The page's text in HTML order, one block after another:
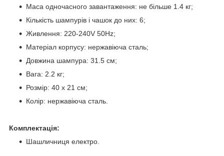
Маса одночасного завантаження: не більше 1.4 кг;
Кількість шампурів і чашок до них: 6;
Живлення: 220-240V 50Hz;
Матеріал корпусу: нержавіюча сталь;
Довжина шампура: 31.5 см;
Вага: 2.2 кг;
Розмір: 40 x 21 см;
Колір: нержавіюча сталь.
Комплектація:
Шашличниця електро.